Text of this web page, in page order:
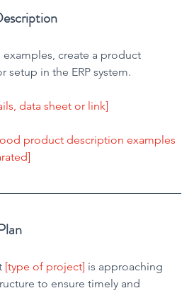
examples, create a product
setup in the ERP system.
data sheet or link]
product description examples
[type of project] is approaching
to ensure timely and